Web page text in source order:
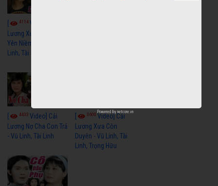
4114Video] Cải
Lương Xưa Hãy Ngủ
Yên Niềm Đau - Vũ
Linh, Tài Linh
4433 Video] Cải
Lương Nợ Cha Con Trả
- Vũ Linh, Tài Linh
3600Video] Cải
Lương Xưa Còn
Duyên - Vũ Linh, Tài
Linh, Trọng Hữu
Powered by netcore.vn